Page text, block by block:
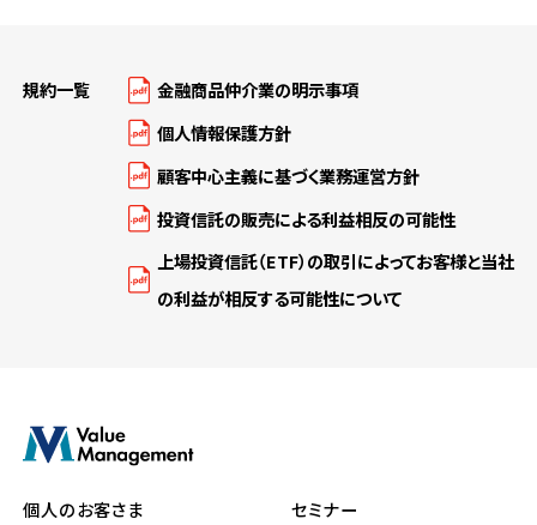
規約一覧
金融商品仲介業の明示事項
個人情報保護方針
顧客中心主義に基づく業務運営方針
投資信託の販売による利益相反の可能性
上場投資信託（ETF）の取引によってお客様と当社
の利益が相反する可能性について
個人のお客さま セミナー